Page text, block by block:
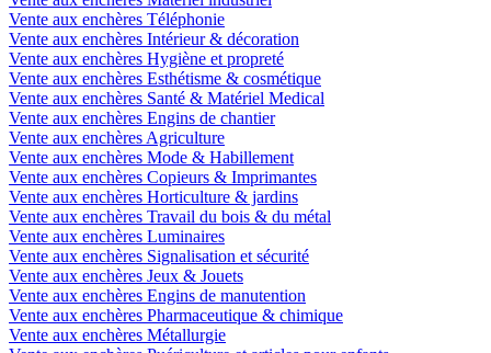
Vente aux enchères Téléphonie
Vente aux enchères Intérieur & décoration
Vente aux enchères Hygiène et propreté
Vente aux enchères Esthétisme & cosmétique
Vente aux enchères Santé & Matériel Medical
Vente aux enchères Engins de chantier
Vente aux enchères Agriculture
Vente aux enchères Mode & Habillement
Vente aux enchères Copieurs & Imprimantes
Vente aux enchères Horticulture & jardins
Vente aux enchères Travail du bois & du métal
Vente aux enchères Luminaires
Vente aux enchères Signalisation et sécurité
Vente aux enchères Jeux & Jouets
Vente aux enchères Engins de manutention
Vente aux enchères Pharmaceutique & chimique
Vente aux enchères Métallurgie